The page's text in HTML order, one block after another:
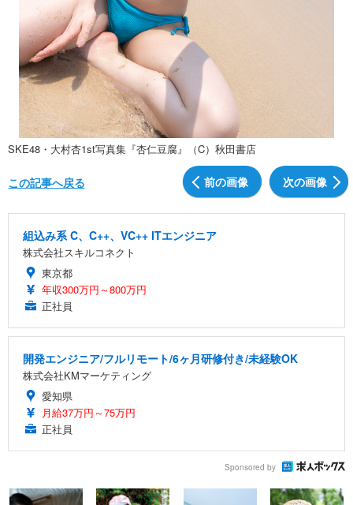
SKE48・大村杏1st写真集『杏仁豆腐』（C）秋田書店
前の画像 次の画像
この記事へ戻る
組込み系 C、C++、VC++ ITエンジニア
株式会社スキルコネクト
東京都
年収300万円～800万円
正社員
開発エンジニア/フルリモート/6ヶ月研修付き/未経験OK
株式会社KMマーケティング
愛知県
月給37万円～75万円
正社員
Sponsored by